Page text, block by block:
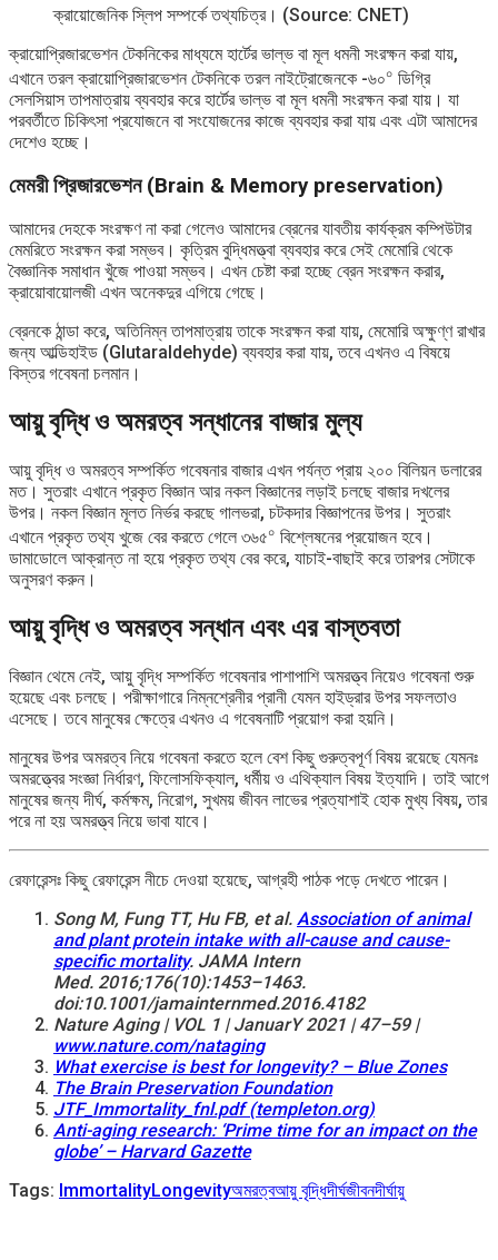
ক্রায়োজেনিক স্লিপ সম্পর্কে তথ্যচিত্র। (Source: CNET)
ক্রায়োপ্রিজারভেশন টেকনিকের মাধ্যমে হার্টের ভাল্ভ বা মূল ধমনী সংরক্ষন করা যায়,
এখানে তরল ক্রায়োপ্রিজারভেশন টেকনিকে তরল নাইট্রোজেনকে -৬০০ ডিগ্রি
সেলসিয়াস তাপমাত্রায় ব্যবহার করে হার্টের ভাল্ভ বা মূল ধমনী সংরক্ষন করা যায়। যা
পরবর্তীতে চিকিৎসা প্রযোজনে বা সংযোজনের কাজে ব্যবহার করা যায় এবং এটা আমাদের
দেশেও হচ্ছে।
মেমরী প্রিজারভেশন (Brain & Memory preservation)
আমাদের দেহকে সংরক্ষণ না করা গেলেও আমাদের ব্রেনের যাবতীয় কার্যক্রম কম্পিউটার
মেমরিতে সংরক্ষন করা সম্ভব। কৃত্রিম বুদ্ধিমত্ত্বা ব্যবহার করে সেই মেমোরি থেকে
বৈজ্ঞানিক সমাধান খুঁজে পাওয়া সম্ভব। এখন চেষ্টা করা হচ্ছে ব্রেন সংরক্ষন করার,
ক্রায়োবায়োলজী এখন অনেকদুর এগিয়ে গেছে।
ব্রেনকে ঠান্ডা করে, অতিনিম্ন তাপমাত্রায় তাকে সংরক্ষন করা যায়, মেমোরি অক্ষুণ্ণ রাখার
জন্য আল্ডিহাইড (Glutaraldehyde) ব্যবহার করা যায়, তবে এখনও এ বিষয়ে
বিস্তর গবেষনা চলমান।
আয়ু বৃদ্ধি ও অমরত্ব সন্ধানের বাজার মুল্য
আয়ু বৃদ্ধি ও অমরত্ব সম্পর্কিত গবেষনার বাজার এখন পর্যন্ত প্রায় ২০০ বিলিয়ন ডলারের
মত। সুতরাং এখানে প্রকৃত বিজ্ঞান আর নকল বিজ্ঞানের লড়াই চলছে বাজার দখলের
উপর। নকল বিজ্ঞান মূলত নির্ভর করছে গালভরা, চটকদার বিজ্ঞাপনের উপর। সুতরাং
এখানে প্রকৃত তথ্য খুজে বের করতে গেলে ৩৬৫০ বিশ্লেষনের প্রয়োজন হবে।
ডামাডোলে আক্রান্ত না হয়ে প্রকৃত তথ্য বের করে, যাচাই-বাছাই করে তারপর সেটাকে
অনুসরণ করুন।
আয়ু ‍বৃদ্ধি ও অমরত্ব সন্ধান এবং এর বাস্তবতা
বিজ্ঞান থেমে নেই, আয়ু ‍বৃদ্ধি সম্পর্কিত গবেষনার পাশাপাশি অমরত্ত্ব নিয়েও গবেষনা শুরু
হয়েছে এবং চলছে। পরীক্ষাগারে নিম্নশ্রেনীর প্রানী যেমন হাইড্রার উপর সফলতাও
এসেছে। তবে মানুষের ক্ষেত্রে এখনও এ গবেষনাটি প্রয়োগ করা হয়নি।
মানুষের উপর অমরত্ব নিয়ে গবেষনা করতে হলে বেশ কিছু গুরুত্বপূর্ণ বিষয় রয়েছে যেমনঃ
অমরত্ত্বের সংজ্ঞা নির্ধারণ, ফিলোসফিক্যাল, ধর্মীয় ও এথিক্যাল বিষয় ইত্যাদি। তাই আগে
মানুষের জন্য দীর্ঘ, কর্মক্ষম, নিরোগ, সুখময় জীবন লাভের প্রত্যাশাই হোক মুখ্য বিষয়, তার
পরে না হয় অমরত্ত্ব নিয়ে ভাবা যাবে।
রেফারেন্সঃ কিছু রেফারেন্স নীচে দেওয়া হয়েছে, আগ্রহী পাঠক পড়ে দেখতে পারেন।
Song M, Fung TT, Hu FB, et al. Association of animal
and plant protein intake with all-cause and cause-
specific mortality. JAMA Intern
Med. 2016;176(10):1453–1463.
doi:10.1001/jamainternmed.2016.4182
Nature Aging | VOL 1 | JanuarY 2021 | 47–59 |
www.nature.com/nataging
What exercise is best for longevity? – Blue Zones
The Brain Preservation Foundation
JTF_Immortality_fnl.pdf (templeton.org)
Anti-aging research: ‘Prime time for an impact on the
globe’ – Harvard Gazette
Tags: ImmortalityLongevityঅমরত্বআয়ু বৃদ্ধিদীর্ঘজীবনদীর্ঘায়ু